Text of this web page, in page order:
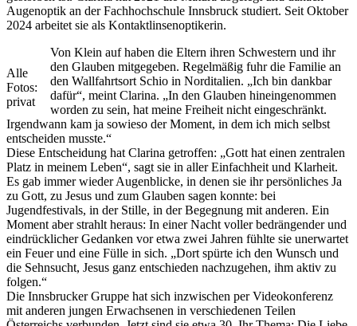
Augenoptik an der Fachhochschule Innsbruck studiert. Seit Oktober
2024 arbeitet sie als Kontaktlinsenoptikerin.
Alle
Fotos:
privat
Von Klein auf haben die Eltern ihren Schwestern und ihr
den Glauben mitgegeben. Regelmäßig fuhr die Familie an
den Wallfahrtsort Schio in Norditalien. „Ich bin dankbar
dafür“, meint Clarina. „In den Glauben hineingenommen
worden zu sein, hat meine Freiheit nicht eingeschränkt.
Irgendwann kam ja sowieso der Moment, in dem ich mich selbst
entscheiden musste.“
Diese Entscheidung hat Clarina getroffen: „Gott hat einen zentralen
Platz in meinem Leben“, sagt sie in aller Einfachheit und Klarheit.
Es gab immer wieder Augenblicke, in denen sie ihr persönliches Ja
zu Gott, zu Jesus und zum Glauben sagen konnte: bei
Jugendfestivals, in der Stille, in der Begegnung mit anderen. Ein
Moment aber strahlt heraus: In einer Nacht voller bedrängender und
eindrücklicher Gedanken vor etwa zwei Jahren fühlte sie unerwartet
ein Feuer und eine Fülle in sich. „Dort spürte ich den Wunsch und
die Sehnsucht, Jesus ganz entschieden nachzugehen, ihm aktiv zu
folgen.“
Die Innsbrucker Gruppe hat sich inzwischen per Videokonferenz
mit anderen jungen Erwachsenen in verschiedenen Teilen